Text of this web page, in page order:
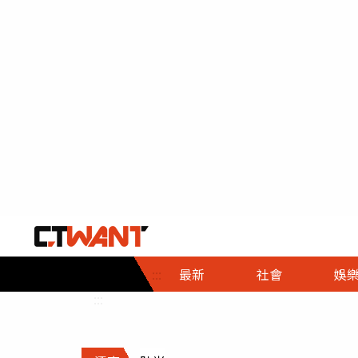
::: 最新 社會
社會首頁
時事
調查
娛樂
娛樂首頁
即時
財經首頁
熱線
政